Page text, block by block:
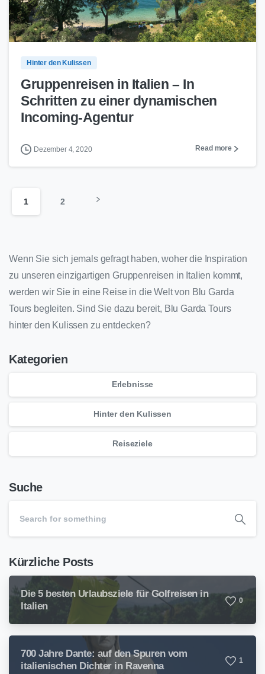
0 2
Hinter den Kulissen
Gruppenreisen in Italien – In
Schritten zu einer dynamischen
Incoming-Agentur
Dezember 4, 2020 Read more
1 2
Wenn Sie sich jemals gefragt haben, woher die Inspiration
zu unseren einzigartigen Gruppenreisen in Italien kommt,
werden wir Sie in eine Reise in die Welt von Blu Garda
Tours begleiten. Sind Sie dazu bereit, Blu Garda Tours
hinter den Kulissen zu entdecken?
Kategorien
Erlebnisse
Hinter den Kulissen
Reiseziele
Suche
Kürzliche Posts
Die 5 besten Urlaubsziele für Golfreisen in
Italien
0
700 Jahre Dante: auf den Spuren vom
italienischen Dichter in Ravenna
1